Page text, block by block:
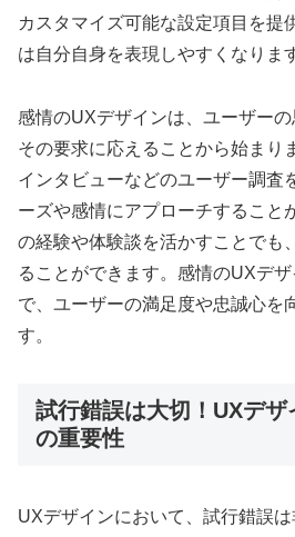
カスタマイズ可能な設定項目を提
は自分自身を表現しやすくなりま
感情のUXデザインは、ユーザーの
その要求に応えることから始まり
インタビューなどのユーザー調査
ーズや感情にアプローチすること
の経験や体験談を活かすことでも
ることができます。感情のUXデ
で、ユーザーの満足度や忠誠心を
す。
試行錯誤は大切！UXデ
の重要性
UXデザインにおいて、試行錯誤